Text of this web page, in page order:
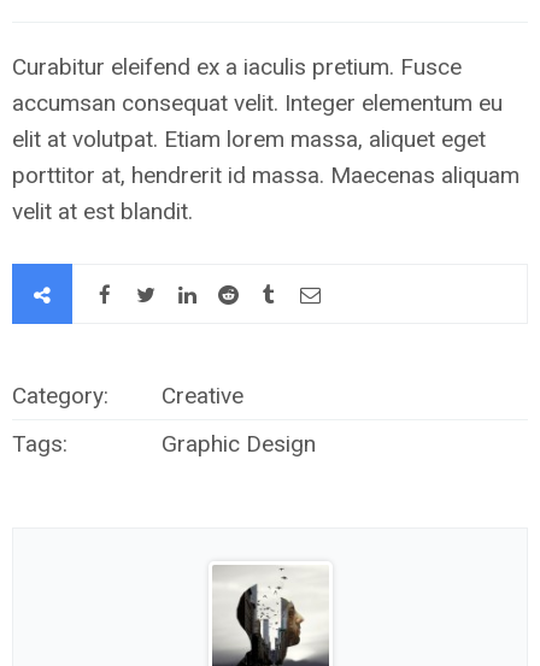
Curabitur eleifend ex a iaculis pretium. Fusce
accumsan consequat velit. Integer elementum eu
elit at volutpat. Etiam lorem massa, aliquet eget
porttitor at, hendrerit id massa. Maecenas aliquam
velit at est blandit.
Category:
Creative
Tags:
Graphic Design